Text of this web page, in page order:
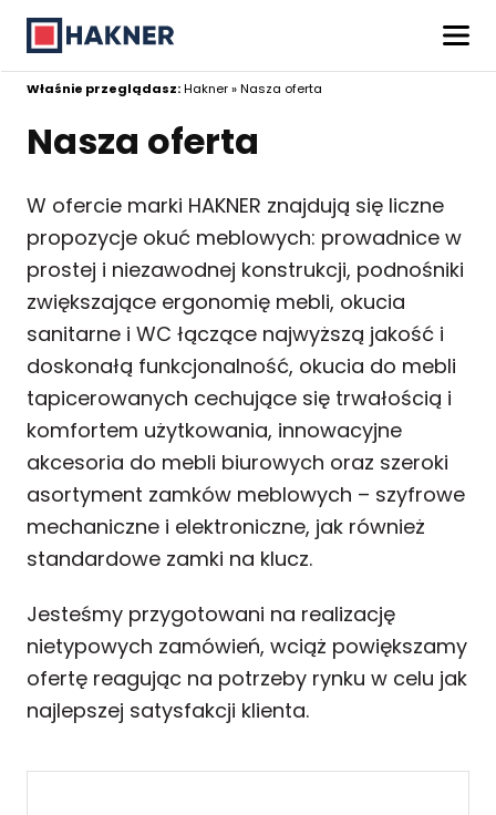
Właśnie przeglądasz:Hakner»Nasza oferta
Nasza oferta
W ofercie marki HAKNER znajdują się liczne
propozycje okuć meblowych: prowadnice w
prostej i niezawodnej konstrukcji, podnośniki
zwiększające ergonomię mebli, okucia
sanitarne i WC łączące najwyższą jakość i
doskonałą funkcjonalność, okucia do mebli
tapicerowanych cechujące się trwałością i
komfortem użytkowania, innowacyjne
akcesoria do mebli biurowych oraz szeroki
asortyment zamków meblowych – szyfrowe
mechaniczne i elektroniczne, jak również
standardowe zamki na klucz.
Jesteśmy przygotowani na realizację
nietypowych zamówień, wciąż powiększamy
ofertę reagując na potrzeby rynku w celu jak
najlepszej satysfakcji klienta.